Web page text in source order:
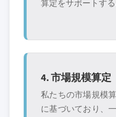
算定をサポートす
4. 市場規模算定
私たちの市場規模
に基づいており、